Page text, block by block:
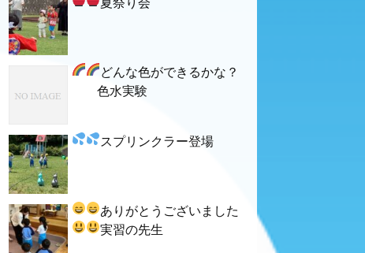
夏祭り会
どんな色ができるかな？
色水実験
スプリンクラー登場
ありがとうございました
実習の先生